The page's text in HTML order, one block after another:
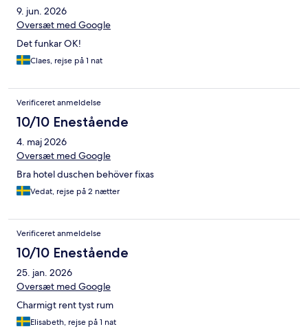
9. jun. 2026
Oversæt med Google
Det funkar OK!
Claes, rejse på 1 nat
Verificeret anmeldelse
10/10 Enestående
4. maj 2026
Oversæt med Google
Bra hotel duschen behöver fixas
Vedat, rejse på 2 nætter
Verificeret anmeldelse
10/10 Enestående
25. jan. 2026
Oversæt med Google
Charmigt rent tyst rum
Elisabeth, rejse på 1 nat